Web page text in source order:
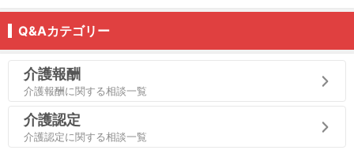
Q&Aカテゴリー
介護報酬
介護報酬に関する相談一覧
介護認定
介護認定に関する相談一覧